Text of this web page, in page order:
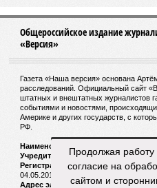
Общероссийское издание
«Версия»
Газета «Наша версия» основана
расследований. Официальный сайт
штатных и внештатных журналистов
событиями и новостями,
Америке и других государств, с
РФ.
Наименование:
Учредитель:
ООО «Версия»,
Регистрационный номер
04.05.2018 г.
Адрес электронной почты и
Продолжая
согласие на
сайтом и